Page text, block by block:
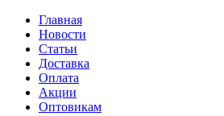
Главная
Новости
Статьи
Доставка
Оплата
Акции
Оптовикам